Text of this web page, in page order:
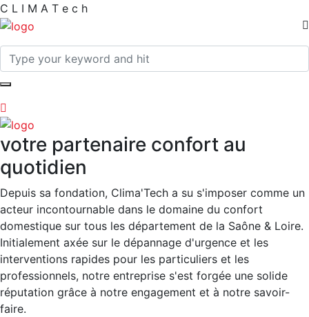
C L I M A T e c h
votre partenaire confort au
quotidien
Depuis sa fondation, Clima'Tech a su s'imposer comme un
acteur incontournable dans le domaine du confort
domestique sur tous les département de la Saône & Loire.
Initialement axée sur le dépannage d'urgence et les
interventions rapides pour les particuliers et les
professionnels, notre entreprise s'est forgée une solide
réputation grâce à notre engagement et à notre savoir-
faire.